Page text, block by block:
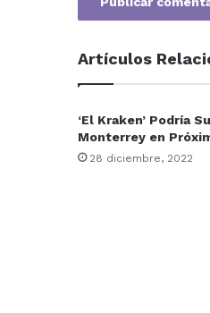
Artículos
‘El Kraken’ Podría
Monterrey en
28 diciembre, 2022